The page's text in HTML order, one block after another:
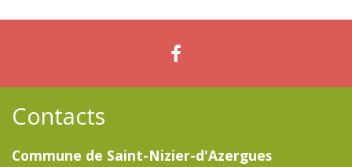
Contacts
Commune de Saint-Nizier-d'Azergues